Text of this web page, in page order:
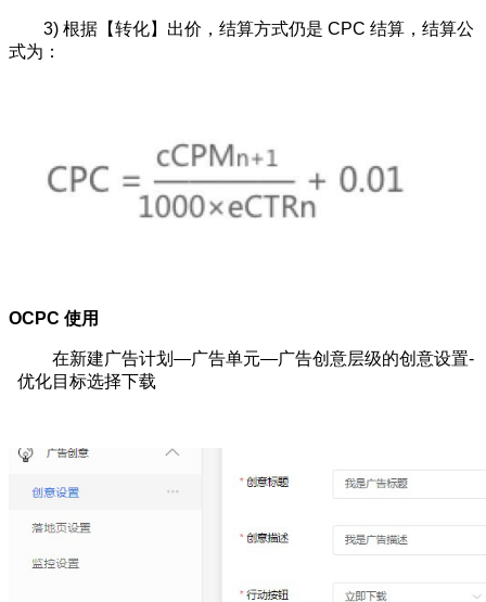
3) 根据【转化】出价，结算方式仍是 CPC 结算，结算公
式为：
OCPC 使用
在新建广告计划—广告单元—广告创意层级的创意设置-
优化目标选择下载